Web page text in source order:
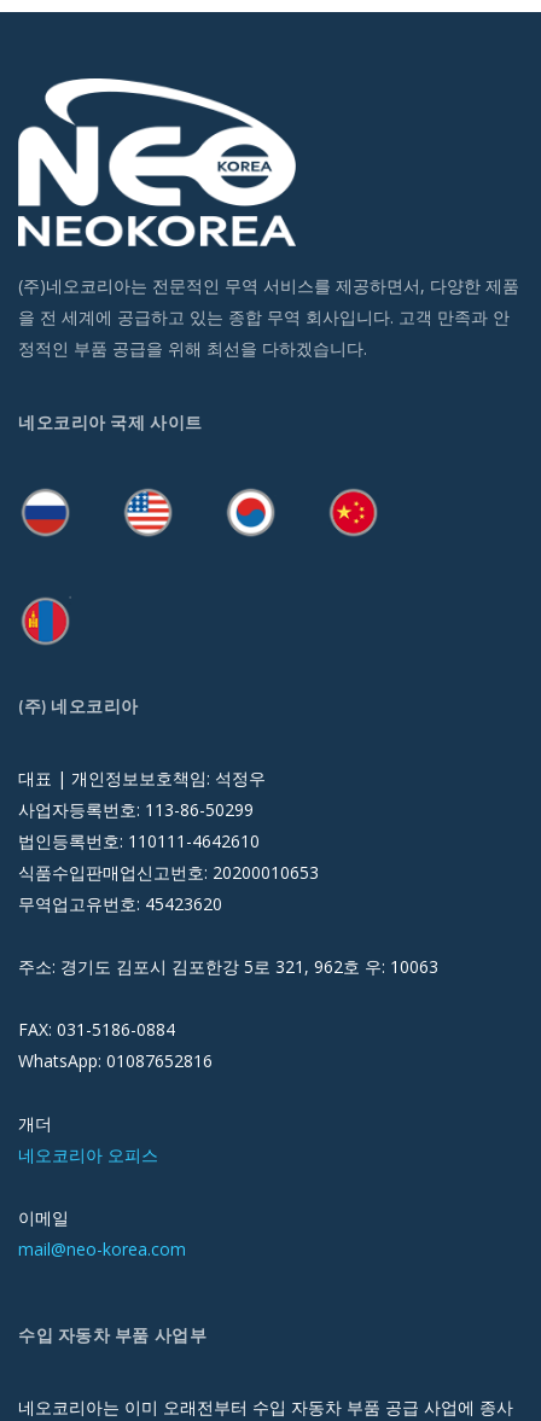
(주)네오코리아는 전문적인 무역 서비스를 제공하면서, 다양한 제품
을 전 세계에 공급하고 있는 종합 무역 회사입니다. 고객 만족과 안
정적인 부품 공급을 위해 최선을 다하겠습니다.
네오코리아 국제 사이트
(주) 네오코리아
대표 | 개인정보보호책임: 석정우
사업자등록번호: 113-86-50299
법인등록번호: 110111-4642610
식품수입판매업신고번호: 20200010653
무역업고유번호: 45423620
주소: 경기도 김포시 김포한강 5로 321, 962호 우: 10063
FAX: 031-5186-0884
WhatsApp: 01087652816
개더
네오코리아 오피스
이메일
mail@neo-korea.com
수입 자동차 부품 사업부
네오코리아는 이미 오래전부터 수입 자동차 부품 공급 사업에 종사